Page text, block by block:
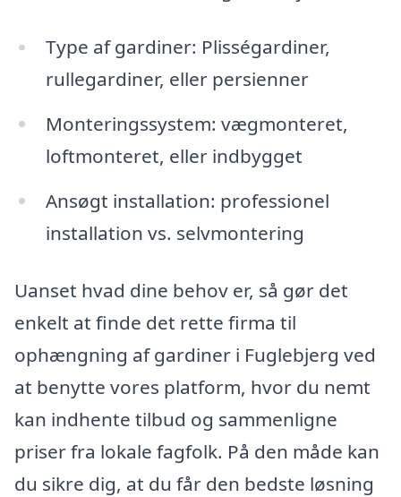
Type af gardiner: Plisségardiner,
rullegardiner, eller persienner
Monteringssystem: vægmonteret,
loftmonteret, eller indbygget
Ansøgt installation: professionel
installation vs. selvmontering
Uanset hvad dine behov er, så gør det
enkelt at finde det rette firma til
ophængning af gardiner i Fuglebjerg ved
at benytte vores platform, hvor du nemt
kan indhente tilbud og sammenligne
priser fra lokale fagfolk. På den måde kan
du sikre dig, at du får den bedste løsning